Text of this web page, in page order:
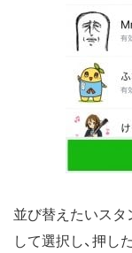
並び替えたいスタ
して選択し、押し